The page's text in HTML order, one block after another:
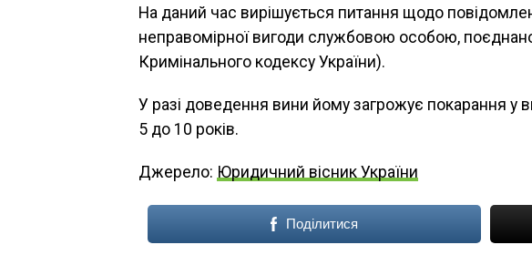
На даний час вирішується питання щодо
неправомірної вигоди службовою особою,
Кримінального кодексу України).
У разі доведення вини йому загрожує покарання у
5 до 10 років.
Джерело: Юридичний вісник України
Поділитися